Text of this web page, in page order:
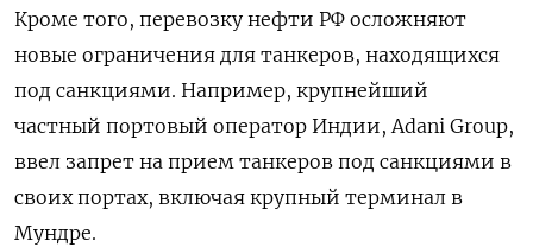
Кроме того, перевозку нефти РФ осложняют
новые ограничения для танкеров, находящихся
под санкциями. Например, крупнейший
частный портовый оператор Индии, Adani Group,
ввел запрет на прием танкеров под санкциями в
своих портах, включая крупный терминал в
Мундре.